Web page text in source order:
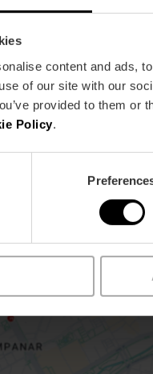
content and ads,
of our site with our
provided to them or
Policy
Metro
L1,L2
floor) 46015